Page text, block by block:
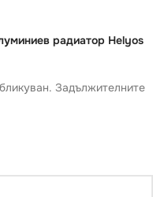
радиатор Helyos
Задължителните